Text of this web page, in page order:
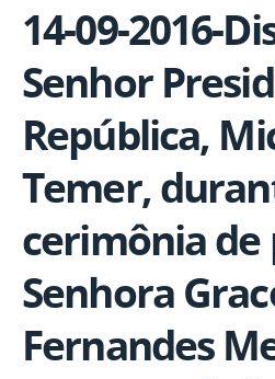
14-09-2016-
Senhor
República,
Temer,
cerimônia de
Senhora
Fernandes